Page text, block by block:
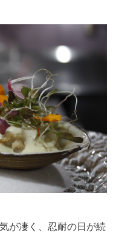
が凄く、忍耐の日が続